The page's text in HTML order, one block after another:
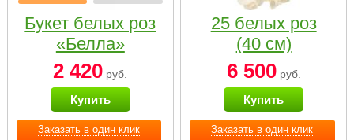
Заказать в один клик
Букет белых роз
«Белла»
2 420 руб.
Купить
Заказать в один клик
25 белых роз
(40 см)
6 500руб.
Купить